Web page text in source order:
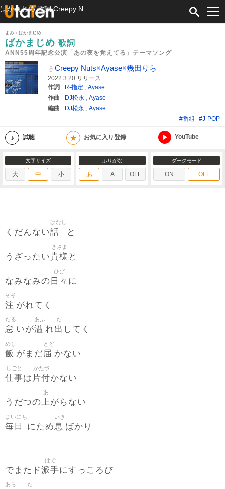
よみ：ばかまじめ
ばかまじめ 歌詞
ANN55周年記念公演「あの夜を覚えてる」テーマソング
Creepy Nuts×Ayase×幾田りら
2022.3.20 リリース
作詞
R-指定 , Ayase
作曲
DJ松永 , Ayase
編曲
DJ松永 , Ayase
#番組
#J-POP
試聴 ★ お気に入り登録 YouTube
文字サイズ
大 中 小
ふりがな
あ A OFF
ダークモード
ON OFF
くだんない話
はなし
と
うざったい貴様
きさま
と
なみなみの 日々
ひび
に
注
そそ
がれてく
怠
だる
いが溢
あふ
れ出
だ
してく
飯
めし
がまだ届
とど
かない
仕事
しごと
は 片付
かたづ
かない
うだつの上
あ
がらない
毎日
まいにち
にため息
いき
ばかり
でまたド派手
はで
にすっころび
あら た